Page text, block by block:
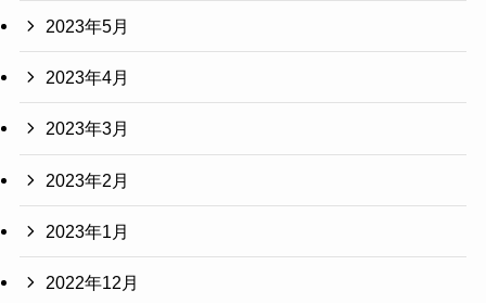
2023年5月
2023年4月
2023年3月
2023年2月
2023年1月
2022年12月